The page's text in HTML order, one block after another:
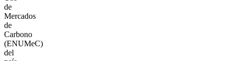
de
Mercados
de
Carbono
(ENUMeC)
del